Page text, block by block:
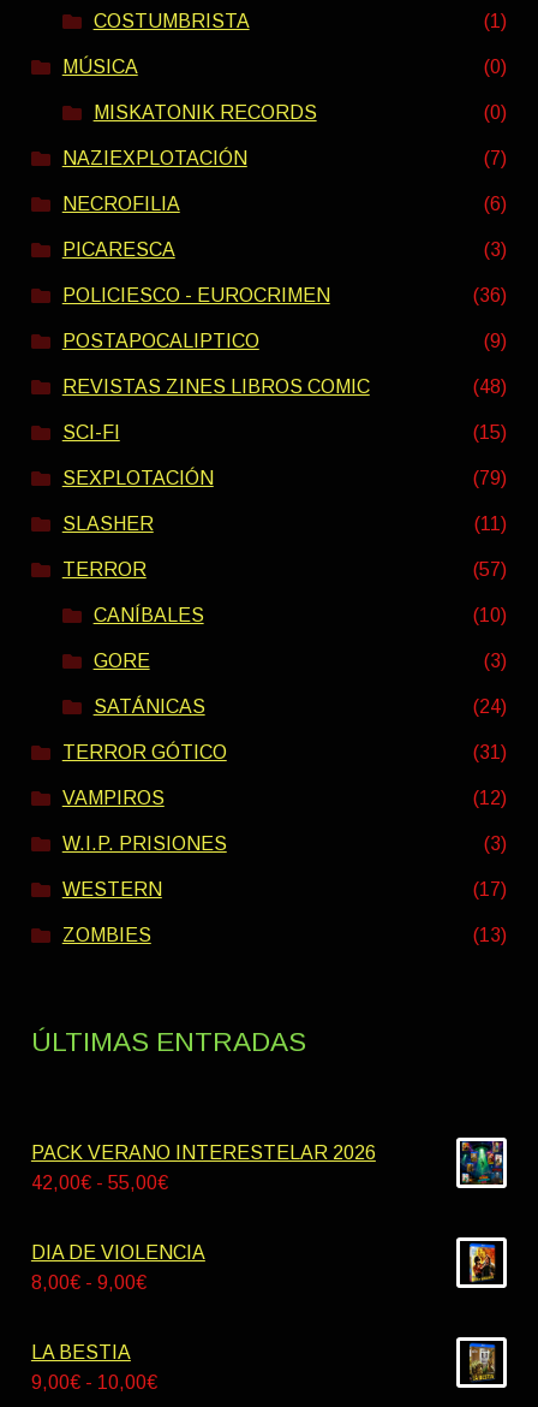
COSTUMBRISTA (1)
MÚSICA (0)
MISKATONIK RECORDS (0)
NAZIEXPLOTACIÓN (7)
NECROFILIA (6)
PICARESCA (3)
POLICIESCO - EUROCRIMEN (36)
POSTAPOCALIPTICO (9)
REVISTAS ZINES LIBROS COMIC (48)
SCI-FI (15)
SEXPLOTACIÓN (79)
SLASHER (11)
TERROR (57)
CANÍBALES (10)
GORE (3)
SATÁNICAS (24)
TERROR GÓTICO (31)
VAMPIROS (12)
W.I.P. PRISIONES (3)
WESTERN (17)
ZOMBIES (13)
ÚLTIMAS ENTRADAS
PACK VERANO INTERESTELAR 2026
42,00€ - 55,00€Rango
precios:
DIA DE VIOLENCIA
8,00€ - 9,00€Rango
desde
LA BESTIA
9,00€ - 10,00€Rango